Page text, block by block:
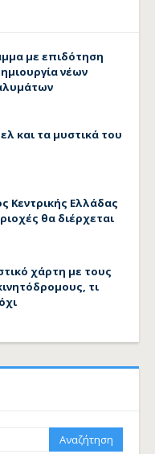
με επιδότηση
νέων
και τα μυστικά του
Κεντρικής Ελλάδας
θα διέρχεται
χάρτη με τους
τι